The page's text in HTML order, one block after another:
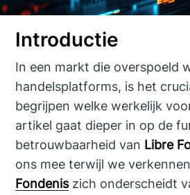
Introductie
In een markt die overspoeld
handelsplatforms, is het
begrijpen welke werkelijk
artikel gaat dieper in op de
betrouwbaarheid van Libre
ons mee terwijl we
Fondeniszich onderscheidt